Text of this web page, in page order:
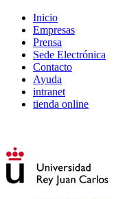
Inicio
Empresas
Prensa
Sede Electrónica
Contacto
Ayuda
intranet
tienda online